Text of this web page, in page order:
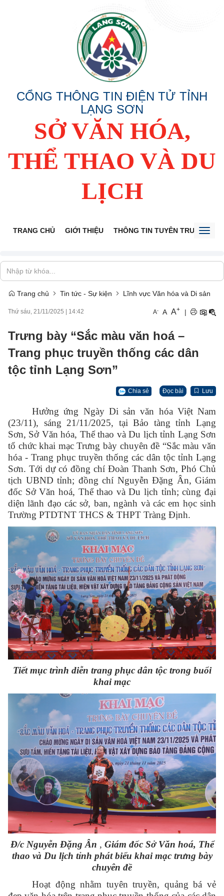
CỔNG THÔNG TIN ĐIỆN TỬ TỈNH
LẠNG SƠN
SỞ VĂN HÓA,
THỂ THAO VÀ DU
LỊCH
TRANG CHỦ GIỚI THIỆU THÔNG TIN TUYÊN TRUYỀN
Trang chủ Tin tức - Sự kiện Lĩnh vực Văn hóa và Di sản
Thứ sáu, 21/11/2025 14:42 A- A A+ |
Trưng bày “Sắc màu văn hoá –
Trang phục truyền thống các dân
tộc tỉnh Lạng Sơn”
Chia sẻ Đọc bài Lưu
Hưởng ứng Ngày Di sản văn hóa Việt Nam
(23/11), sáng 21/11/2025, tại Bảo tàng tỉnh Lạng
Sơn, Sở Văn hóa, Thể thao và Du lịch tỉnh Lạng Sơn
tổ chức khai mạc Trưng bày chuyên đề “Sắc màu văn
hóa - Trang phục truyền thống các dân tộc tỉnh Lạng
Sơn. Tới dự có đồng chí Đoàn Thanh Sơn, Phó Chủ
tịch UBND tỉnh; đồng chí Nguyễn Đặng Ân, Giám
đốc Sở Văn hoá, Thể thao và Du lịch tỉnh; cùng đại
diện lãnh đạo các sở, ban, ngành và các em học sinh
Trường PTDTNT THCS & THPT Tràng Định.
Tiết mục trình diễn trang phục dân tộc trong buổi
khai mạc
Đ/c Nguyễn Đặng Ân , Giám đốc Sở Văn hoá, Thể
thao và Du lịch tỉnh phát biểu khai mạc trưng bày
chuyên đề
Hoạt động nhằm tuyên truyền, quảng bá vẻ